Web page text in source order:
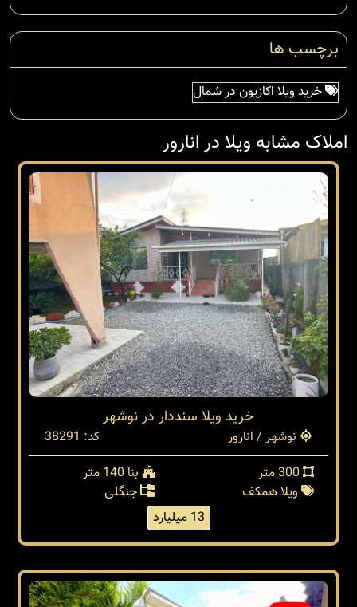
برچسب ها
خرید ویلا اکازیون در شمال
املاک مشابه ویلا در انارور
خرید ویلا سنددار در نوشهر
نوشهر / انارور
کد: 38291
بنا 140 متر
ویلا همکف
جنگلی
13 میلیارد